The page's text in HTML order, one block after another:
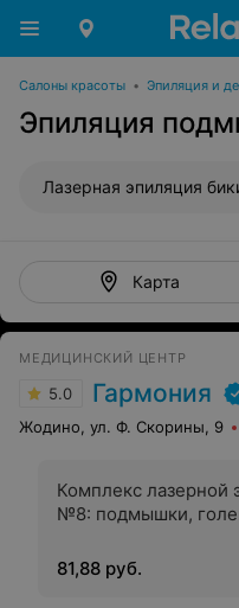
Салоны красоты • Эпиляция и
Эпиляция
Лазерная эпиляция
Карта
МЕДИЦИНСКИЙ ЦЕНТР
5.0 Гармония
Жодино, ул. Ф. Скорины, 9
Комплекс лазерной
№8: подмышки,
81,88 руб.